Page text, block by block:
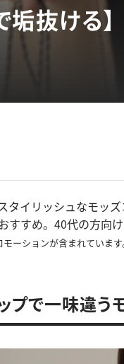
垢抜ける】
タイリッシュなモッ
すすめ。40代の方向
ーションが含まれています
プで一味違う